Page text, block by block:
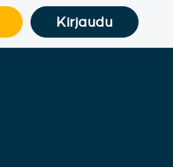
Kirjaudu